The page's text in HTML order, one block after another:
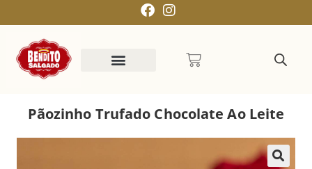
Pãozinho Trufado Chocolate Ao Leite